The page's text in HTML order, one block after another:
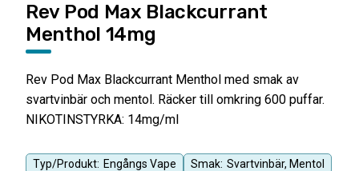
Typ/Produkt: Engångs Vape Smak: Svartvinbär, Mentol
Rev Pod Max Blackcurrant
Menthol 14mg
Rev Pod Max Blackcurrant Menthol med smak av
svartvinbär och mentol. Räcker till omkring 600 puffar.
NIKOTINSTYRKA: 14mg/ml